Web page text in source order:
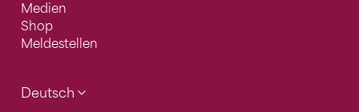
Medien
Shop
Meldestellen
Deutsch